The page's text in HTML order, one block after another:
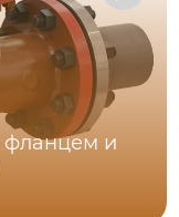
фланцем и